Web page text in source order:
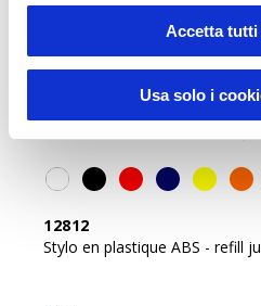
Accetta tutti
Usa solo i
Best Seller
12812
Stylo en plastique ABS - refill